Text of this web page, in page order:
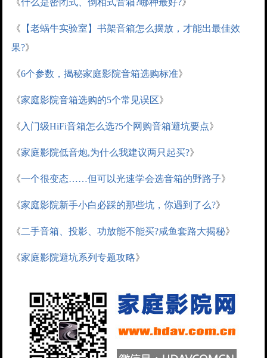
《什么是密闭式、倒相式音箱?哪种最好?》
《 【老蜗牛实验室】书架音箱怎么摆放，才能出最佳效
果?》
《6个参数，揭秘家庭影院音箱选购标准》
《家庭影院音箱选购的5个常见误区》
《 入门级HiFi音箱怎么选?5个网购音箱避坑要点》
《家庭影院低音炮,为什么我建议两只起买?》
《一个很变态……但可以光速学会选音箱的野路子》
《家庭影院新手小白必踩的那些坑，你遇到了么?》
《二手音箱、投影、功放能不能买?咸鱼套路大揭秘》
《家庭影院避坑系列专题攻略》